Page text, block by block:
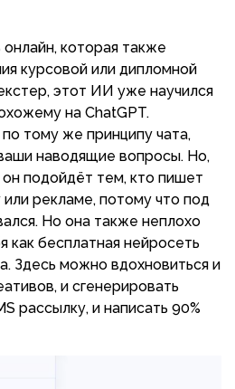
которая также
курсовой или дипломной
этот ИИ уже научился
на ChatGPT.
тому же принципу чата,
наводящие вопросы. Но,
подойдёт тем, кто пишет
рекламе, потому что под
Но она также неплохо
как бесплатная нейросеть
Здесь можно вдохновиться и
и сгенерировать
рассылку, и написать 90%